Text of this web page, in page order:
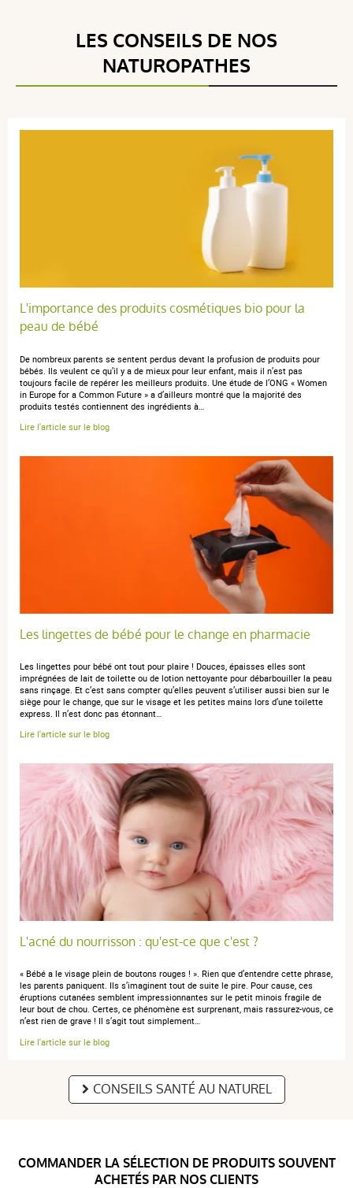
LES CONSEILS DE NOS
NATUROPATHES
L'importance des produits cosmétiques bio pour la
peau de bébé
De nombreux parents se sentent perdus devant la profusion de produits pour
bébés. Ils veulent ce qu’il y a de mieux pour leur enfant, mais il n’est pas
toujours facile de repérer les meilleurs produits. Une étude de l’ONG « Women
in Europe for a Common Future » a d’ailleurs montré que la majorité des
produits testés contiennent des ingrédients à…
Lire l'article sur le blog
Les lingettes de bébé pour le change en pharmacie
Les lingettes pour bébé ont tout pour plaire ! Douces, épaisses elles sont
imprégnées de lait de toilette ou de lotion nettoyante pour débarbouiller la peau
sans rinçage. Et c’est sans compter qu’elles peuvent s’utiliser aussi bien sur le
siège pour le change, que sur le visage et les petites mains lors d’une toilette
express. Il n’est donc pas étonnant…
Lire l'article sur le blog
L'acné du nourrisson : qu'est-ce que c'est ?
« Bébé a le visage plein de boutons rouges ! ». Rien que d’entendre cette phrase,
les parents paniquent. Ils s’imaginent tout de suite le pire. Pour cause, ces
éruptions cutanées semblent impressionnantes sur le petit minois fragile de
leur bout de chou. Certes, ce phénomène est surprenant, mais rassurez-vous, ce
n’est rien de grave ! Il s’agit tout simplement…
Lire l'article sur le blog
CONSEILS SANTÉ AU NATUREL
COMMANDER LA SÉLECTION DE PRODUITS SOUVENT
ACHETÉS PAR NOS CLIENTS